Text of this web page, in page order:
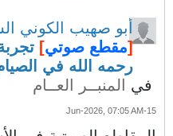
أبو صهيب الكوني
[مقطع صوتي]
رحمه الله في
في
المنبــر العــام
15-Jun-2026, 07:05 AM